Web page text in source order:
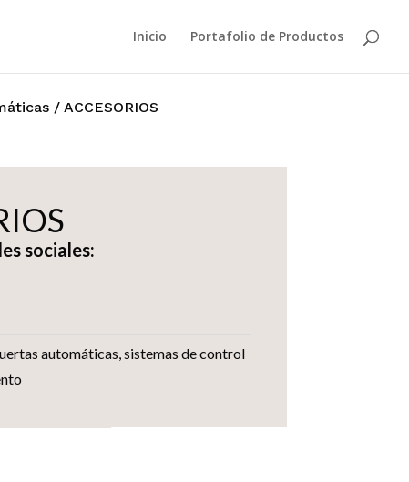
Inicio Portafolio de Productos
/ ACCESORIOS
sociales:
automáticas sistemas de control